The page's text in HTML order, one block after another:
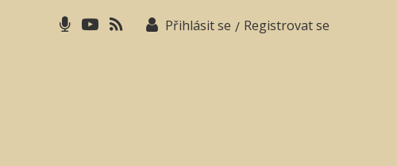
Přihlásit se / Registrovat se